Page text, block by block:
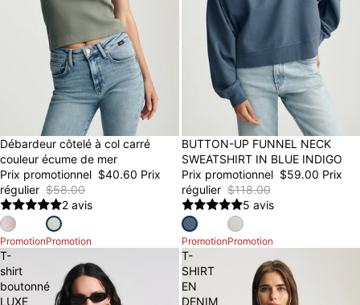
30% OFF
Débardeur côtelé à col carré
couleur écume de mer
Prix promotionnel $40.60 Prix
régulier $58.00
2 avis
PromotionPromotion
50% OFF
BUTTON-UP FUNNEL NECK
SWEATSHIRT IN BLUE INDIGO
Prix promotionnel $59.00 Prix
régulier $118.00
5 avis
PromotionPromotion
T-
shirt
boutonné
LUXE
T-
SHIRT
EN
DENIM